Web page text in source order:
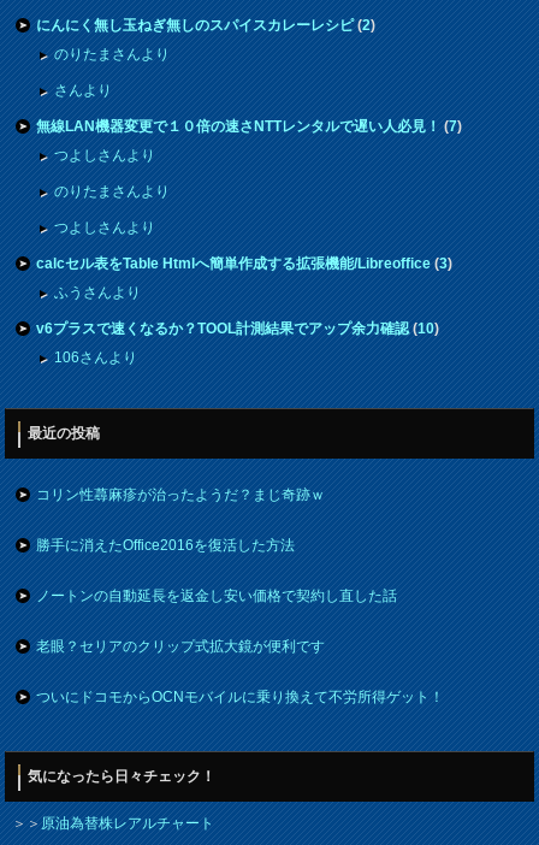
にんにく無し玉ねぎ無しのスパイスカレーレシピ(2)
のりたまさんより
さんより
無線LAN機器変更で１０倍の速さNTTレンタルで遅い人必見！(7)
つよしさんより
のりたまさんより
つよしさんより
calcセル表をTable Htmlへ簡単作成する拡張機能/Libreoffice(3)
ふうさんより
v6プラスで速くなるか？TOOL計測結果でアップ余力確認(10)
106さんより
最近の投稿
コリン性蕁麻疹が治ったようだ？まじ奇跡ｗ
勝手に消えたOffice2016を復活した方法
ノートンの自動延長を返金し安い価格で契約し直した話
老眼？セリアのクリップ式拡大鏡が便利です
ついにドコモからOCNモバイルに乗り換えて不労所得ゲット！
気になったら日々チェック！
＞＞原油為替株レアルチャート